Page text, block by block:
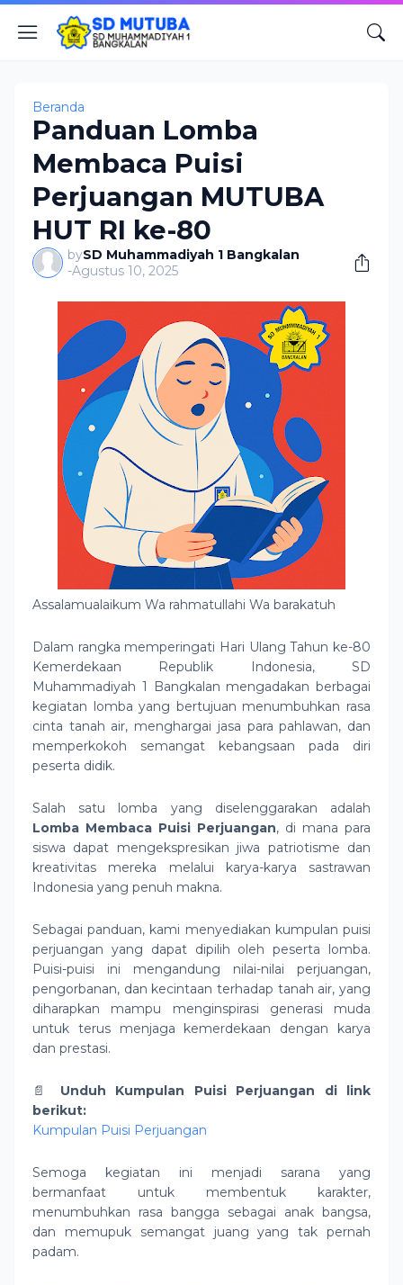
Beranda
Panduan Lomba
Membaca Puisi
Perjuangan MUTUBA
HUT RI ke-80
bySD Muhammadiyah 1 Bangkalan
-Agustus 10, 2025
Assalamualaikum Wa rahmatullahi Wa barakatuh
Dalam rangka memperingati Hari Ulang Tahun ke-80
Kemerdekaan Republik Indonesia, SD
Muhammadiyah 1 Bangkalan mengadakan berbagai
kegiatan lomba yang bertujuan menumbuhkan rasa
cinta tanah air, menghargai jasa para pahlawan, dan
memperkokoh semangat kebangsaan pada diri
peserta didik.
Salah satu lomba yang diselenggarakan adalah
Lomba Membaca Puisi Perjuangan, di mana para
siswa dapat mengekspresikan jiwa patriotisme dan
kreativitas mereka melalui karya-karya sastrawan
Indonesia yang penuh makna.
Sebagai panduan, kami menyediakan kumpulan puisi
perjuangan yang dapat dipilih oleh peserta lomba.
Puisi-puisi ini mengandung nilai-nilai perjuangan,
pengorbanan, dan kecintaan terhadap tanah air, yang
diharapkan mampu menginspirasi generasi muda
untuk terus menjaga kemerdekaan dengan karya
dan prestasi.
📄 Unduh Kumpulan Puisi Perjuangan di link
berikut:
Kumpulan Puisi Perjuangan
Semoga kegiatan ini menjadi sarana yang
bermanfaat untuk membentuk karakter,
menumbuhkan rasa bangga sebagai anak bangsa,
dan memupuk semangat juang yang tak pernah
padam.